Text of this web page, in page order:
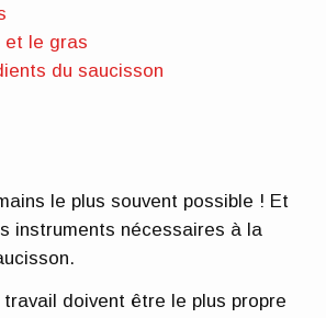
et le gras
du saucisson
le plus souvent possible ! Et
instruments nécessaires à la
doivent être le plus propre